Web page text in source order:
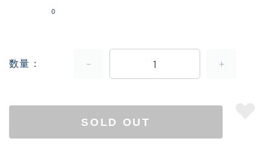
0
数量
SOLD OUT